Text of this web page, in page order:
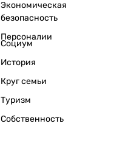
Экономическая
безопасность
Персоналии
Социум
История
Круг семьи
Туризм
Собственность